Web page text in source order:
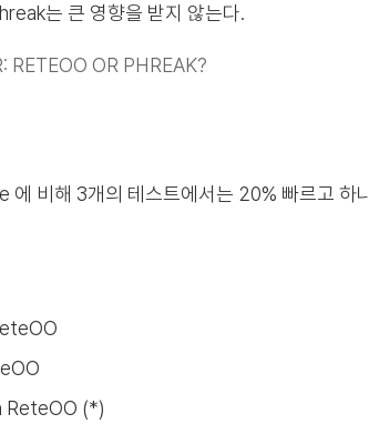
는 큰 영향을 받지 않는다.
OR PHREAK?
비해 3개의 테스트에서는 20% 빠르고 하
ReteOO (*)